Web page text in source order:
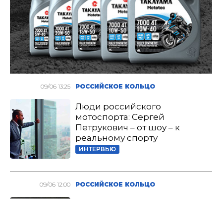
09/06 13:25 РОССИЙСКОЕ КОЛЬЦО
Люди российского
мотоспорта: Сергей
Петрукович – от шоу – к
реальному спорту
ИНТЕРВЬЮ
09/06 12:00 РОССИЙСКОЕ КОЛЬЦО